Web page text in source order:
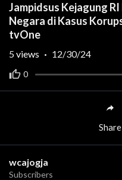
Jampidsus Kejagung
Negara di Kasus
tvOne
0
5views · 12/30/24
Share
wcajogja
Subscribers